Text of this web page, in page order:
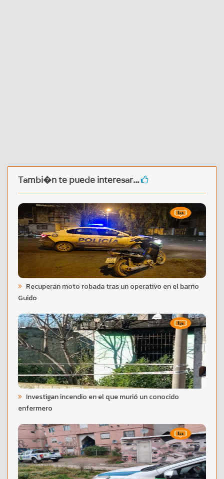
Tambi�n te puede interesar...
Recuperan moto robada tras un operativo en el barrio
Guido
Investigan incendio en el que murió un conocido
enfermero